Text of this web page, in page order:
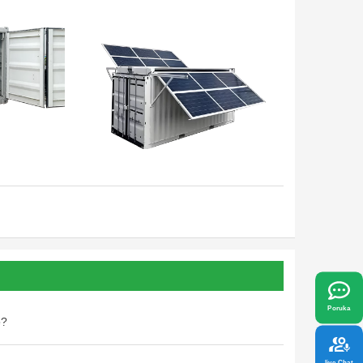
M-
M-
Fotonaponski modul: 610 W
Vidi više
vašim potrebama.
Poruka